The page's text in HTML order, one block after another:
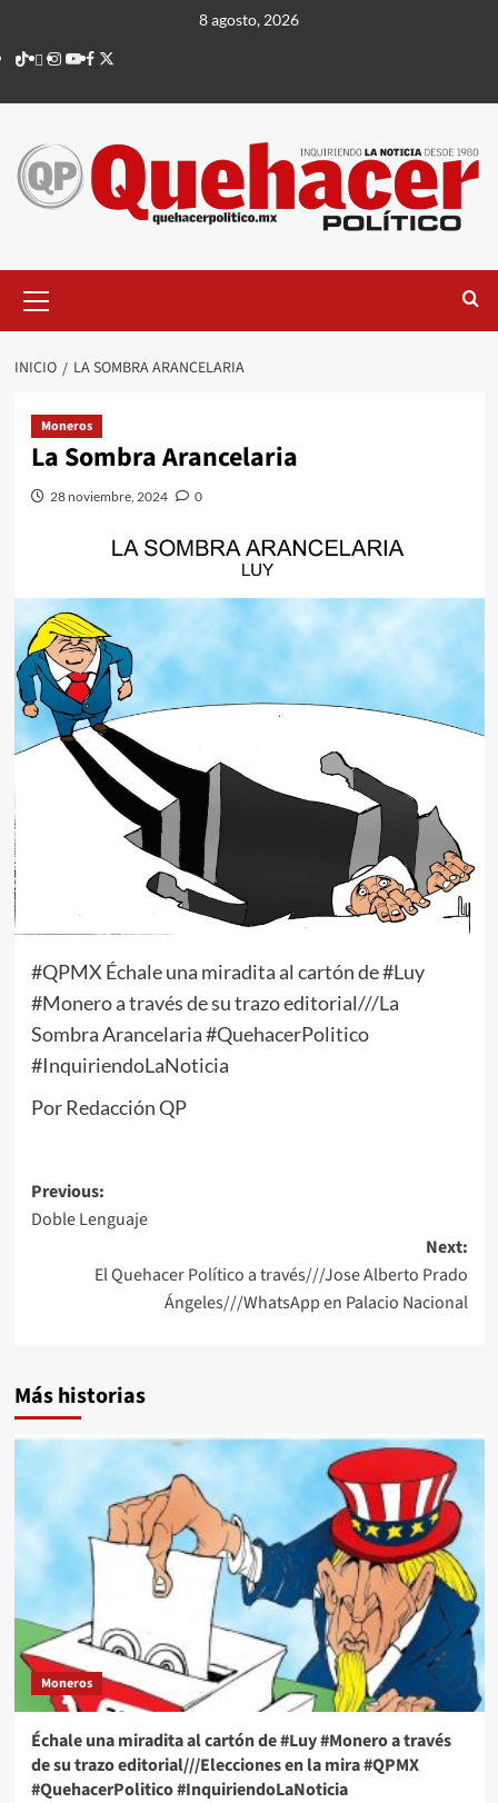
contenido
8 agosto, 2026
TikTok
threads
Instagram
Youtube
Facebook
X
principal
INICIO LA SOMBRA ARANCELARIA
Moneros
La Sombra Arancelaria
28 noviembre, 2024 0
#QPMX Échale una miradita al cartón de #Luy
#Monero a través de su trazo editorial///La
Sombra Arancelaria #QuehacerPolitico
#InquiriendoLaNoticia
Por Redacción QP
Post
navigation
Previous:
Doble Lenguaje
Next:
El Quehacer Político a través///Jose Alberto Prado
Ángeles///WhatsApp en Palacio Nacional
Más historias
Moneros
Échale una miradita al cartón de #Luy #Monero a través
de su trazo editorial///Elecciones en la mira #QPMX
#QuehacerPolitico #InquiriendoLaNoticia